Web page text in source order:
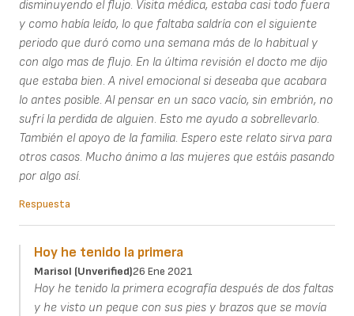
disminuyendo el flujo. Visita médica, estaba casi todo fuera
y como había leído, lo que faltaba saldría con el siguiente
periodo que duró como una semana más de lo habitual y
con algo mas de flujo. En la última revisión el docto me dijo
que estaba bien. A nivel emocional si deseaba que acabara
lo antes posible. Al pensar en un saco vacío, sin embrión, no
sufrí la perdida de alguien. Esto me ayudo a sobrellevarlo.
También el apoyo de la familia. Espero este relato sirva para
otros casos. Mucho ánimo a las mujeres que estáis pasando
por algo así.
Respuesta
Hoy he tenido la primera
Marisol (unverified)26 Ene 2021
Hoy he tenido la primera ecografía después de dos faltas
y he visto un peque con sus pies y brazos que se movía